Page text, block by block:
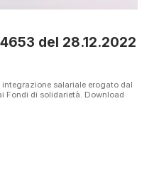
del 28.12.2022
salariale erogato dal
Fondi di solidarietà. Download